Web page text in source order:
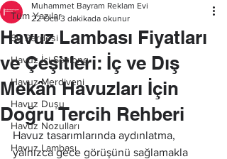
Tüm Yazılar
Su Perdesi
Havuz İçi Şezlong
Havuz Merdiveni
Havuz Duşu
Havuz Nozulları
Havuz Lambası
Havuz Lambası Fiyatları
ve Çeşitleri: İç ve Dış
Mekân Havuzları İçin
Doğru Tercih Rehberi
Muhammet Bayram Reklam Evi
22 Oca 3 dakikada okunur
Havuz tasarımlarında aydınlatma,
yalnızca gece görüşünü sağlamakla